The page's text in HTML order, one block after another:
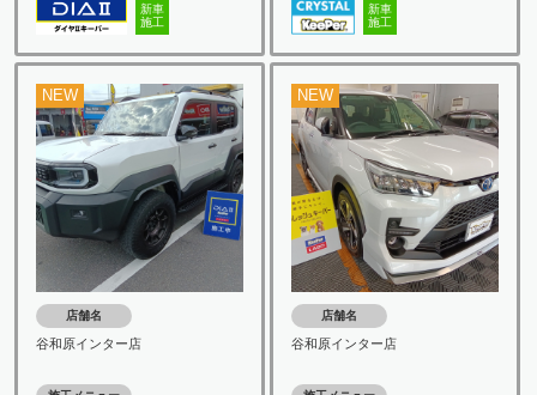
新車
施工
新車
施工
NEW
店舗名
谷和原インター店
NEW
店舗名
谷和原インター店